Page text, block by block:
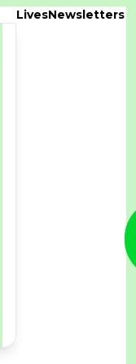
LivesNewsletters